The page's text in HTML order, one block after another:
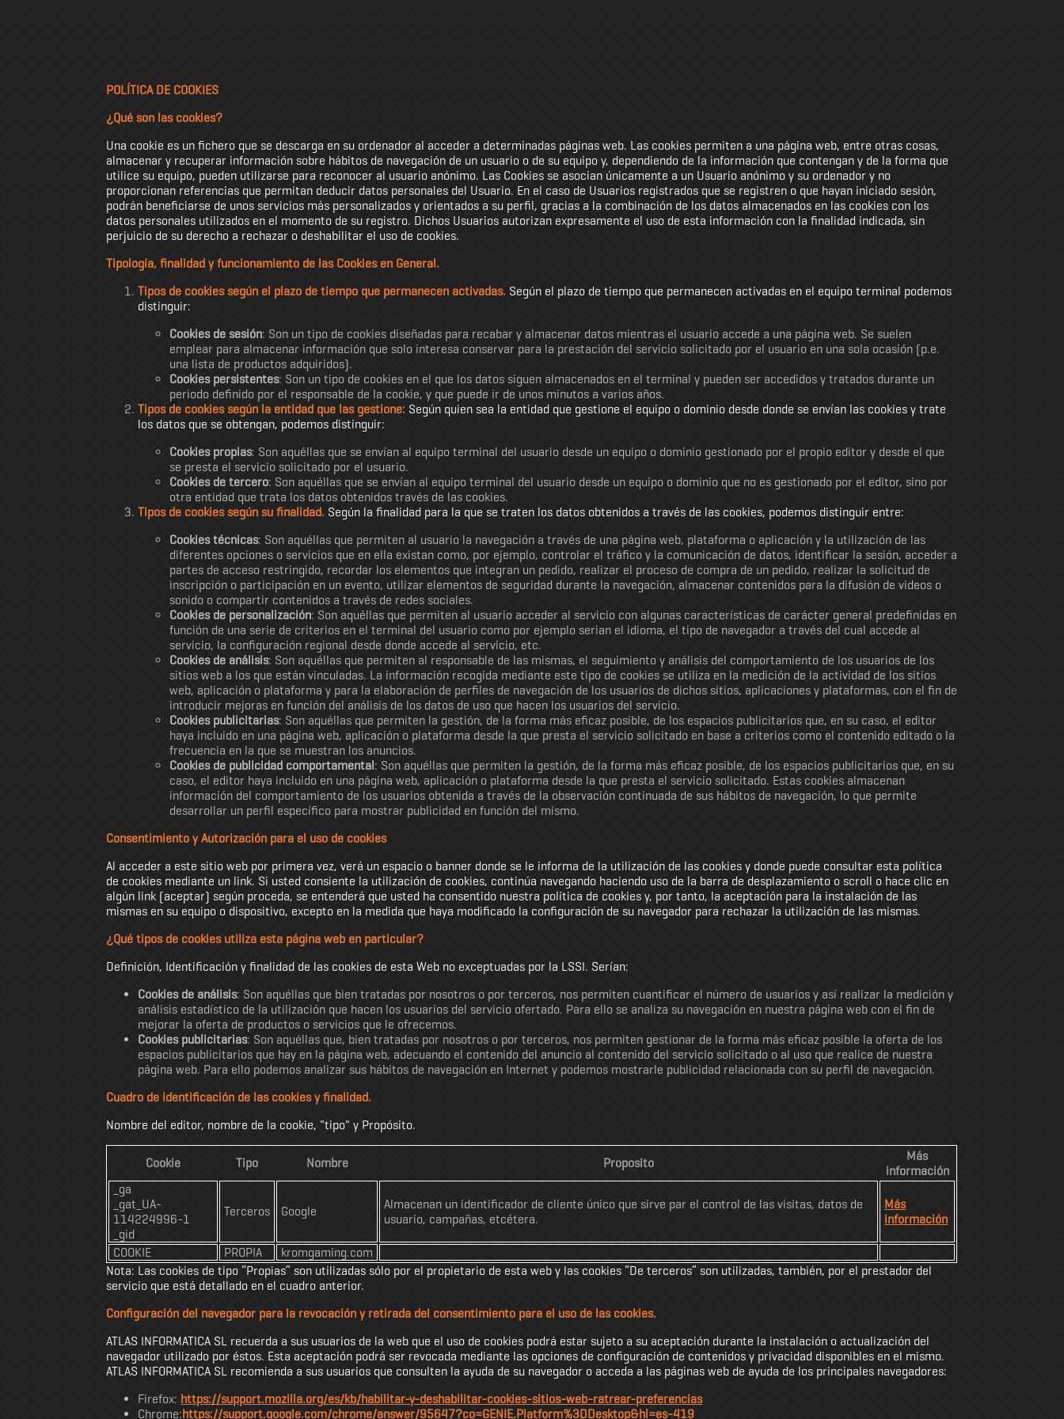
POLÍTICA DE COOKIES
¿Qué son las cookies?
Una cookie es un fichero que se descarga en su ordenador al acceder a determinadas páginas web. Las cookies permiten a una página web, entre otras cosas,
almacenar y recuperar información sobre hábitos de navegación de un usuario o de su equipo y, dependiendo de la información que contengan y de la forma que
utilice su equipo, pueden utilizarse para reconocer al usuario anónimo. Las Cookies se asocian únicamente a un Usuario anónimo y su ordenador y no
proporcionan referencias que permitan deducir datos personales del Usuario. En el caso de Usuarios registrados que se registren o que hayan iniciado sesión,
podrán beneficiarse de unos servicios más personalizados y orientados a su perfil, gracias a la combinación de los datos almacenados en las cookies con los
datos personales utilizados en el momento de su registro. Dichos Usuarios autorizan expresamente el uso de esta información con la finalidad indicada, sin
perjuicio de su derecho a rechazar o deshabilitar el uso de cookies.
Tipología, finalidad y funcionamiento de las Cookies en General.
Tipos de cookies según el plazo de tiempo que permanecen activadas. Según el plazo de tiempo que permanecen activadas en el equipo terminal podemos
distinguir:
Cookies de sesión: Son un tipo de cookies diseñadas para recabar y almacenar datos mientras el usuario accede a una página web. Se suelen
emplear para almacenar información que solo interesa conservar para la prestación del servicio solicitado por el usuario en una sola ocasión (p.e.
una lista de productos adquiridos).
Cookies persistentes: Son un tipo de cookies en el que los datos siguen almacenados en el terminal y pueden ser accedidos y tratados durante un
periodo definido por el responsable de la cookie, y que puede ir de unos minutos a varios años.
Tipos de cookies según la entidad que las gestione: Según quien sea la entidad que gestione el equipo o dominio desde donde se envían las cookies y trate
los datos que se obtengan, podemos distinguir:
Cookies propias: Son aquéllas que se envían al equipo terminal del usuario desde un equipo o dominio gestionado por el propio editor y desde el que
se presta el servicio solicitado por el usuario.
Cookies de tercero: Son aquéllas que se envían al equipo terminal del usuario desde un equipo o dominio que no es gestionado por el editor, sino por
otra entidad que trata los datos obtenidos través de las cookies.
Tipos de cookies según su finalidad. Según la finalidad para la que se traten los datos obtenidos a través de las cookies, podemos distinguir entre:
Cookies técnicas: Son aquéllas que permiten al usuario la navegación a través de una página web, plataforma o aplicación y la utilización de las
diferentes opciones o servicios que en ella existan como, por ejemplo, controlar el tráfico y la comunicación de datos, identificar la sesión, acceder a
partes de acceso restringido, recordar los elementos que integran un pedido, realizar el proceso de compra de un pedido, realizar la solicitud de
inscripción o participación en un evento, utilizar elementos de seguridad durante la navegación, almacenar contenidos para la difusión de videos o
sonido o compartir contenidos a través de redes sociales.
Cookies de personalización: Son aquéllas que permiten al usuario acceder al servicio con algunas características de carácter general predefinidas en
función de una serie de criterios en el terminal del usuario como por ejemplo serian el idioma, el tipo de navegador a través del cual accede al
servicio, la configuración regional desde donde accede al servicio, etc.
Cookies de análisis: Son aquéllas que permiten al responsable de las mismas, el seguimiento y análisis del comportamiento de los usuarios de los
sitios web a los que están vinculadas. La información recogida mediante este tipo de cookies se utiliza en la medición de la actividad de los sitios
web, aplicación o plataforma y para la elaboración de perfiles de navegación de los usuarios de dichos sitios, aplicaciones y plataformas, con el fin de
introducir mejoras en función del análisis de los datos de uso que hacen los usuarios del servicio.
Cookies publicitarias: Son aquéllas que permiten la gestión, de la forma más eficaz posible, de los espacios publicitarios que, en su caso, el editor
haya incluido en una página web, aplicación o plataforma desde la que presta el servicio solicitado en base a criterios como el contenido editado o la
frecuencia en la que se muestran los anuncios.
Cookies de publicidad comportamental: Son aquéllas que permiten la gestión, de la forma más eficaz posible, de los espacios publicitarios que, en su
caso, el editor haya incluido en una página web, aplicación o plataforma desde la que presta el servicio solicitado. Estas cookies almacenan
información del comportamiento de los usuarios obtenida a través de la observación continuada de sus hábitos de navegación, lo que permite
desarrollar un perfil específico para mostrar publicidad en función del mismo.
Consentimiento y Autorización para el uso de cookies
Al acceder a este sitio web por primera vez, verá un espacio o banner donde se le informa de la utilización de las cookies y donde puede consultar esta política
de cookies mediante un link. Si usted consiente la utilización de cookies, continúa navegando haciendo uso de la barra de desplazamiento o scroll o hace clic en
algún link (aceptar) según proceda, se entenderá que usted ha consentido nuestra política de cookies y, por tanto, la aceptación para la instalación de las
mismas en su equipo o dispositivo, excepto en la medida que haya modificado la configuración de su navegador para rechazar la utilización de las mismas.
¿Qué tipos de cookies utiliza esta página web en particular?
Definición, Identificación y finalidad de las cookies de esta Web no exceptuadas por la LSSI. Serían:
Cookies de análisis: Son aquéllas que bien tratadas por nosotros o por terceros, nos permiten cuantificar el número de usuarios y así realizar la medición y
análisis estadístico de la utilización que hacen los usuarios del servicio ofertado. Para ello se analiza su navegación en nuestra página web con el fin de
mejorar la oferta de productos o servicios que le ofrecemos.
Cookies publicitarias: Son aquéllas que, bien tratadas por nosotros o por terceros, nos permiten gestionar de la forma más eficaz posible la oferta de los
espacios publicitarios que hay en la página web, adecuando el contenido del anuncio al contenido del servicio solicitado o al uso que realice de nuestra
página web. Para ello podemos analizar sus hábitos de navegación en Internet y podemos mostrarle publicidad relacionada con su perfil de navegación.
Cuadro de identificación de las cookies y finalidad.
Nombre del editor, nombre de la cookie, "tipo" y Propósito.
Cookie Tipo Nombre Proposito
Más
información
_ga
_gat_UA-
114224996-1
_gid
Terceros Google
Almacenan un identificador de cliente único que sirve par el control de las visitas, datos de
usuario, campañas, etcétera.
Más
información
COOKIE PROPIA
kromgaming.com
Nota: Las cookies de tipo “Propias” son utilizadas sólo por el propietario de esta web y las cookies “De terceros” son utilizadas, también, por el prestador del
servicio que está detallado en el cuadro anterior.
Configuración del navegador para la revocación y retirada del consentimiento para el uso de las cookies.
ATLAS INFORMATICA SL recuerda a sus usuarios de la web que el uso de cookies podrá estar sujeto a su aceptación durante la instalación o actualización del
navegador utilizado por éstos. Esta aceptación podrá ser revocada mediante las opciones de configuración de contenidos y privacidad disponibles en el mismo.
ATLAS INFORMATICA SL recomienda a sus usuarios que consulten la ayuda de su navegador o acceda a las páginas web de ayuda de los principales navegadores:
Firefox: https://support.mozilla.org/es/kb/habilitar-y-deshabilitar-cookies-sitios-web-ratrear-preferencias
Chrome:https://support.google.com/chrome/answer/95647?co=GENIE.Platform%3DDesktop&hl=es-419